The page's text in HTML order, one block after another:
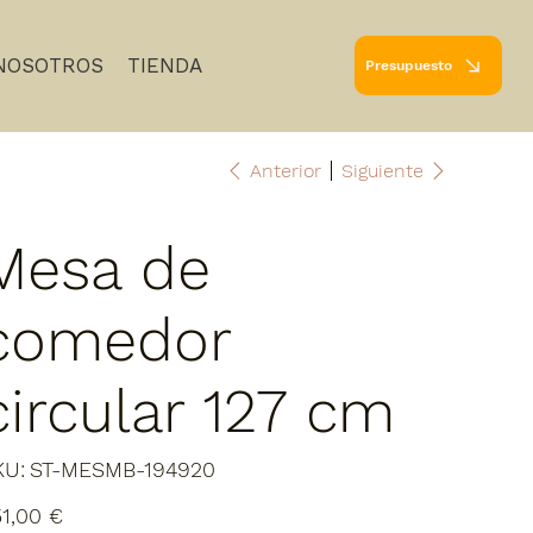
TIENDA Presupuesto
Anterior Siguiente
de
127 cm
SKU
ST-
ST-MESMB-194920
€